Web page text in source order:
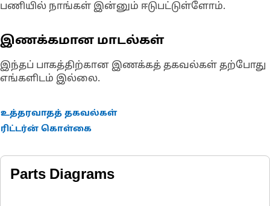
பணியில் நாங்கள் இன்னும் ஈடுபட்டுள்ளோம்.
இணக்கமான மாடல்கள்
இந்தப் பாகத்திற்கான இணக்கத் தகவல்கள் தற்போது
எங்களிடம் இல்லை.
உத்தரவாதத் தகவல்கள்
ரிட்டர்ன் கொள்கை
Parts Diagrams